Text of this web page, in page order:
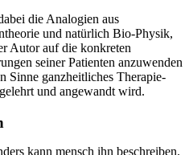
die Analogien aus
und natürlich Bio-Physik,
Autor auf die konkreten
seiner Patienten anzuwenden
Sinne ganzheitliches Therapie-
und angewandt wird.
kann mensch ihn beschreiben.